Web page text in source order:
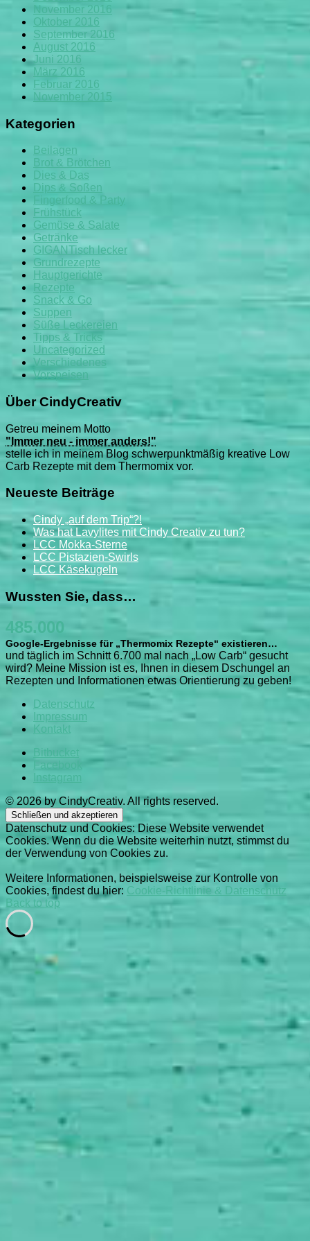
November 2016
Oktober 2016
September 2016
August 2016
Juni 2016
März 2016
Februar 2016
November 2015
Kategorien
Beilagen
Brot & Brötchen
Dies & Das
Dips & Soßen
Fingerfood & Party
Frühstück
Gemüse & Salate
Getränke
GIGANTisch lecker
Grundrezepte
Hauptgerichte
Rezepte
Snack & Go
Suppen
Süße Leckereien
Tipps & Tricks
Uncategorized
Verschiedenes
Vorspeisen
Über CindyCreativ
Getreu meinem Motto
"Immer neu - immer anders!"
stelle ich in meinem Blog schwerpunktmäßig kreative Low
Carb Rezepte mit dem Thermomix vor.
Neueste Beiträge
Cindy „auf dem Trip“?!
Was hat Lavylites mit Cindy Creativ zu tun?
LCC Mokka-Sterne
LCC Pistazien-Swirls
LCC Käsekugeln
Wussten Sie, dass…
485.000
Google-Ergebnisse für „Thermomix Rezepte“ existieren…
und täglich im Schnitt 6.700 mal nach „Low Carb“ gesucht
wird? Meine Mission ist es, Ihnen in diesem Dschungel an
Rezepten und Informationen etwas Orientierung zu geben!
Datenschutz
Impressum
Kontakt
Bitbucket
Facebook
Instagram
© 2026 by CindyCreativ. All rights reserved.
Datenschutz und Cookies: Diese Website verwendet
Cookies. Wenn du die Website weiterhin nutzt, stimmst du
der Verwendung von Cookies zu.
Weitere Informationen, beispielsweise zur Kontrolle von
Cookies, findest du hier: Cookie-Richtlinie & Datenschutz
Back to top